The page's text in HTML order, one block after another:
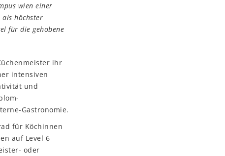
wien einer
als höchster
für die gehobene
ihr
intensiven
und
Gastronomie.
für Köchinnen
auf Level 6
oder